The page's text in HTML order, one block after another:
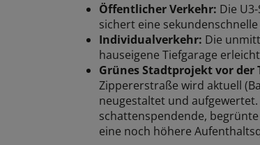
Öffentlicher Verkehr: Die
sichert eine
Individualverkehr: Die
hauseigene Tiefgarage
Grünes Stadtprojekt vor der
Zippererstraße wird aktuell
neugestaltet und
schattenspendende,
eine noch höhere